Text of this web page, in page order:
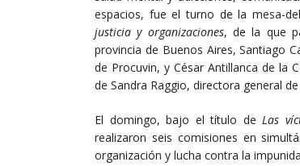
espacios, fue el turno de la mesa-
justicia y organizaciones, de la que
provincia de Buenos Aires, Santiago
de Procuvin, y César Antillanca de la
de Sandra Raggio, directora general de
El domingo, bajo el título de Las
realizaron seis comisiones en
organización y lucha contra la